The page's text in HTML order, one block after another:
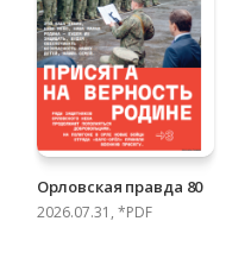
Орловская правда 80
2026.07.31, *PDF